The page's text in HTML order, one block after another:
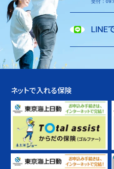
LINE
ネットで入れる保険